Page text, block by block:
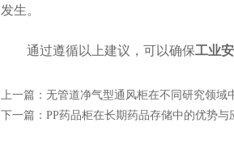
发生。
通过遵循以上建议，可以确保工业
上一篇： 无管道净气型通风柜在不同研究领域
下一篇： PP药品柜在长期药品存储中的优势与